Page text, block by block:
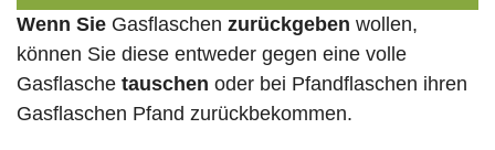
Wenn Sie Gasflaschen zurückgeben wollen,
können Sie diese entweder gegen eine volle
Gasflasche tauschen oder bei Pfandflaschen ihren
Gasflaschen Pfand zurückbekommen.